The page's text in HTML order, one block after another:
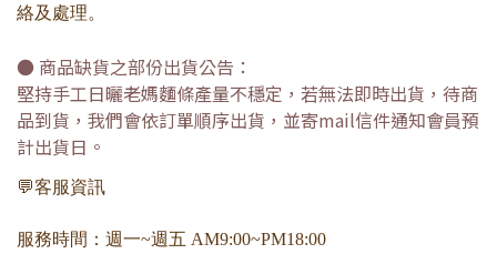
絡及處理。
● 商品缺貨之部份出貨公告：
堅持手工日曬老媽麵條產量不穩定，若無法即時出貨，待商
品到貨，我們會依訂單順序出貨，並寄mail信件通知會員預
計出貨日。
💬客服資訊
服務時間：週一~週五 AM9:00~PM18:00